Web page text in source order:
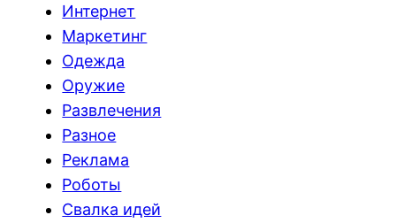
Интернет
Маркетинг
Одежда
Оружие
Развлечения
Разное
Реклама
Роботы
Свалка идей